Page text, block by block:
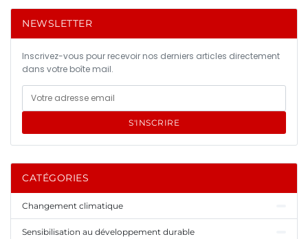
NEWSLETTER
Inscrivez-vous pour recevoir nos derniers articles directement
dans votre boîte mail.
S'INSCRIRE
CATÉGORIES
Changement climatique
Sensibilisation au développement durable